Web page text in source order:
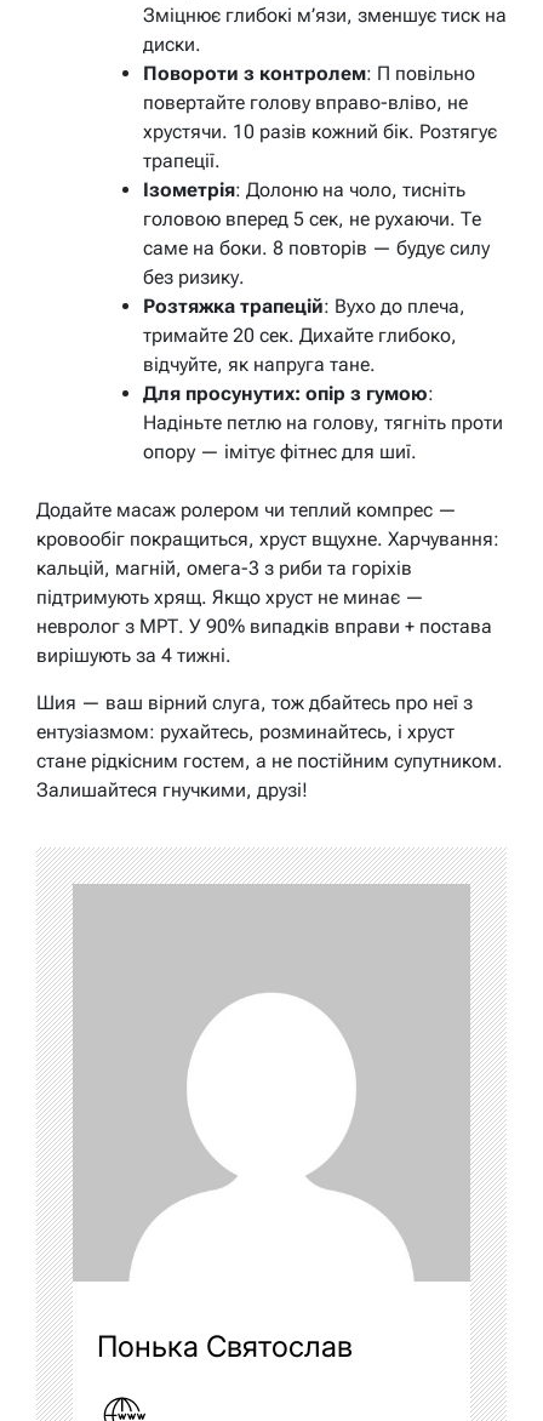
Зміцнює глибокі м’язи, зменшує тиск на
диски.
Повороти з контролем: П повільно
повертайте голову вправо-вліво, не
хрустячи. 10 разів кожний бік. Розтягує
трапеції.
Ізометрія: Долоню на чоло, тисніть
головою вперед 5 сек, не рухаючи. Те
саме на боки. 8 повторів — будує силу
без ризику.
Розтяжка трапецій: Вухо до плеча,
тримайте 20 сек. Дихайте глибоко,
відчуйте, як напруга тане.
Для просунутих: опір з гумою:
Надіньте петлю на голову, тягніть проти
опору — імітує фітнес для шиї.
Додайте масаж ролером чи теплий компрес —
кровообіг покращиться, хруст вщухне. Харчування:
кальцій, магній, омега-3 з риби та горіхів
підтримують хрящ. Якщо хруст не минає —
невролог з МРТ. У 90% випадків вправи + постава
вирішують за 4 тижні.
Шия — ваш вірний слуга, тож дбайтесь про неї з
ентузіазмом: рухайтесь, розминайтесь, і хруст
стане рідкісним гостем, а не постійним супутником.
Залишайтеся гнучкими, друзі!
Понька Святослав